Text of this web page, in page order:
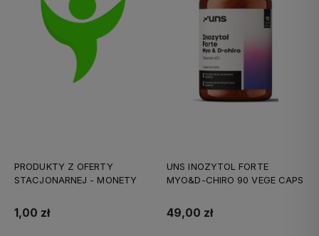
PRODUKTY Z OFERTY
STACJONARNEJ - MONETY
1,00 zł
UNS INOZYTOL FORTE
MYO&D-CHIRO 90 VEGE CAPS
49,00 zł